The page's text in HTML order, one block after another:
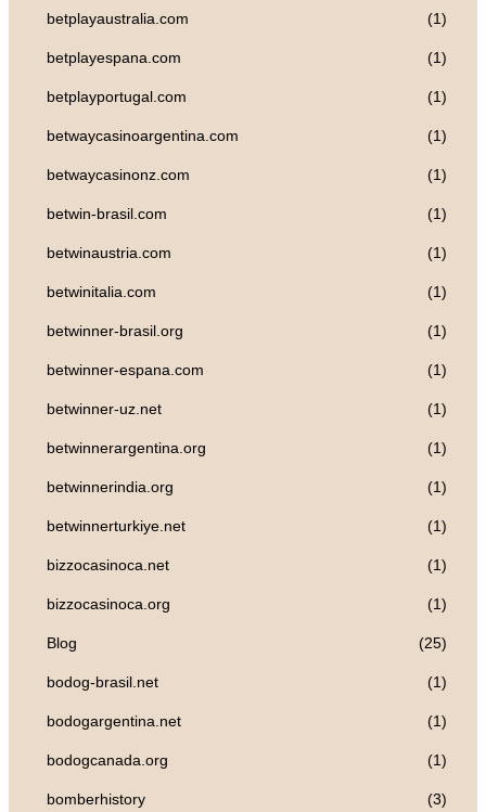
betplayaustralia.com (1)
betplayespana.com (1)
betplayportugal.com (1)
betwaycasinoargentina.com (1)
betwaycasinonz.com (1)
betwin-brasil.com (1)
betwinaustria.com (1)
betwinitalia.com (1)
betwinner-brasil.org (1)
betwinner-espana.com (1)
betwinner-uz.net (1)
betwinnerargentina.org (1)
betwinnerindia.org (1)
betwinnerturkiye.net (1)
bizzocasinoca.net (1)
bizzocasinoca.org (1)
Blog (25)
bodog-brasil.net (1)
bodogargentina.net (1)
bodogcanada.org (1)
bomberhistory (3)